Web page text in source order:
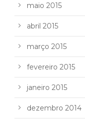
maio 2015
abril 2015
março 2015
fevereiro 2015
janeiro 2015
dezembro 2014